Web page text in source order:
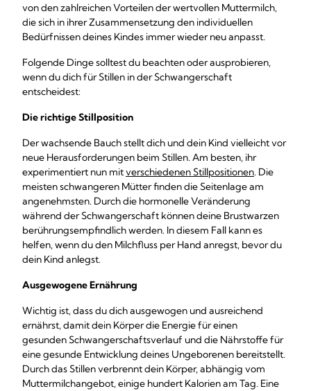
von den zahlreichen Vorteilen der wertvollen Muttermilch,
die sich in ihrer Zusammensetzung den individuellen
Bedürfnissen deines Kindes immer wieder neu anpasst.
Folgende Dinge solltest du beachten oder ausprobieren,
wenn du dich für Stillen in der Schwangerschaft
entscheidest:
Die richtige Stillposition
Der wachsende Bauch stellt dich und dein Kind vielleicht vor
neue Herausforderungen beim Stillen. Am besten, ihr
experimentiert nun mitverschiedenen Stillpositionen. Die
meisten schwangeren Mütter finden die Seitenlage am
angenehmsten. Durch die hormonelle Veränderung
während der Schwangerschaft können deine Brustwarzen
berührungsempfindlich werden. In diesem Fall kann es
helfen, wenn du den Milchfluss per Hand anregst, bevor du
dein Kind anlegst.
Ausgewogene Ernährung
Wichtig ist, dass du dich ausgewogen und ausreichend
ernährst, damit dein Körper die Energie für einen
gesunden Schwangerschaftsverlauf und die Nährstoffe für
eine gesunde Entwicklung deines Ungeborenen bereitstellt.
Durch das Stillen verbrennt dein Körper, abhängig vom
Muttermilchangebot, einige hundert Kalorien am Tag. Eine